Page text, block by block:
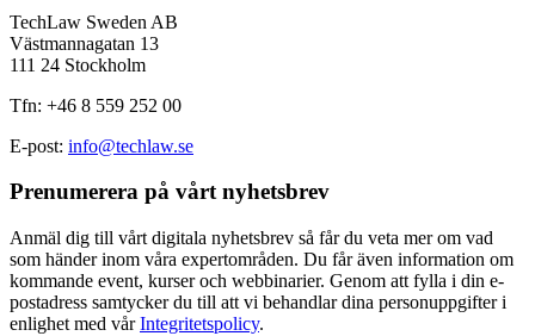
TechLaw Sweden AB
Västmannagatan 13
111 24 Stockholm
Tfn: +46 8 559 252 00
E-post: info@techlaw.se
Prenumerera på vårt nyhetsbrev​
Anmäl dig till vårt digitala nyhetsbrev så får du veta mer om vad
som händer inom våra expertområden. Du får även information om
kommande event, kurser och webbinarier. Genom att fylla i din e-
postadress samtycker du till att vi behandlar dina personuppgifter i
enlighet med vårIntegritetspolicy.